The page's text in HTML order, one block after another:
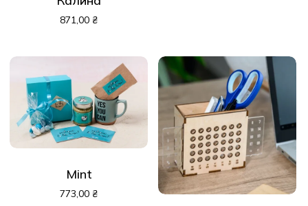
871,00 ₴
Mint
773,00 ₴